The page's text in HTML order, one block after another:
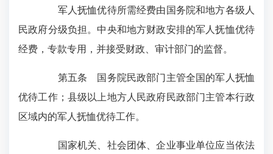
军人抚恤优待所需经费由国务院和地方各级人
民政府分级负担。中央和地方财政安排的军人抚恤优待
经费，专款专用，并接受财政、审计部门的监督。
第五条 国务院民政部门主管全国的军人抚恤
优待工作；县级以上地方人民政府民政部门主管本行政
区域内的军人抚恤优待工作。
国家机关、社会团体、企业事业单位应当依法